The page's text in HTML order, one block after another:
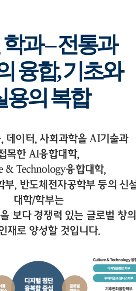
과 – 전통과
융합, 기초와
용의 복합
데이터, 사회과학을 AI기술과
목한 AI융합대학,
& Technology융합대학,
부, 반도체전자공학부 등의 신
대학/학부는
보다 경쟁력 있는 글로벌 창의
재로 양성할 것입니다.